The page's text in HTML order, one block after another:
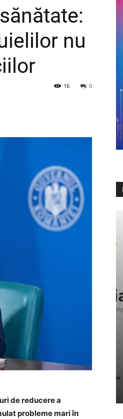
nu
0
16
de reducere a
probleme mari în